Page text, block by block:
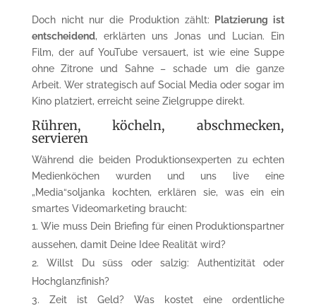
Doch nicht nur die Produktion zählt:
Platzierung ist
entscheidend, erklärten uns Jonas und Lucian. Ein
Film, der auf YouTube versauert, ist wie eine Suppe
ohne Zitrone und Sahne – schade um die ganze
Arbeit. Wer strategisch auf Social Media oder sogar im
Kino platziert, erreicht seine Zielgruppe direkt.
Rühren, köcheln, abschmecken,
servieren
Während die beiden Produktionsexperten zu echten
Medienköchen wurden und uns live eine
„Media“soljanka kochten, erklären sie, was ein ein
smartes Videomarketing braucht:
Wie muss Dein Briefing für einen Produktionspartner
aussehen, damit Deine Idee Realität wird?
Willst Du süss oder salzig: Authentizität oder
Hochglanzfinish?
Zeit ist Geld? Was kostet eine ordentliche